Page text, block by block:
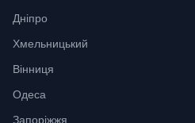
Дніпро
Хмельницький
Вінниця
Одеса
Запоріжжя